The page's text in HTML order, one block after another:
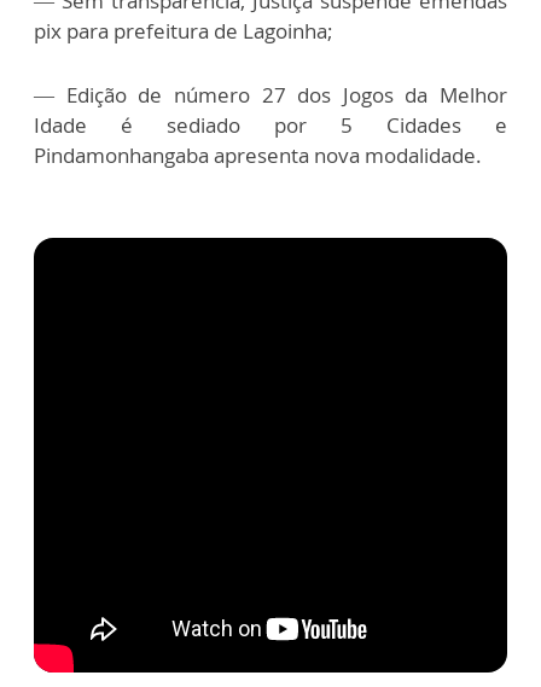
pix para prefeitura de Lagoinha;
— Edição de número 27 dos Jogos da Melhor
Idade é sediado por 5 Cidades e
Pindamonhangaba apresenta nova modalidade.